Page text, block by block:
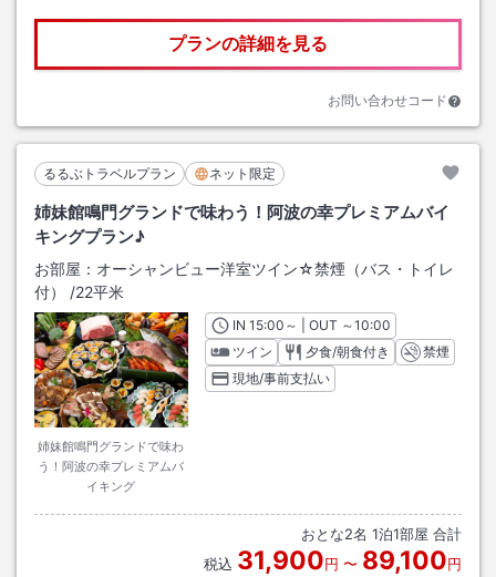
プランの詳細を見る
お問い合わせコード
るるぶトラベルプラン ネット限定
姉妹館鳴門グランドで味わう！阿波の幸プレミアムバイ
キングプラン♪
お部屋： オーシャンビュー洋室ツイン☆禁煙（バス・トイレ
付）
/22平米
姉妹館鳴門グランドで味わ
う！阿波の幸プレミアムバ
イキング
INチェックイン
15:00 ～ | OUT チェックアウト
～10:00
ツイン
夕食/朝食付き
禁煙
現地/事前支払い
おとな2名 1泊1部屋 合計
税込 31,900円 〜 89,100円